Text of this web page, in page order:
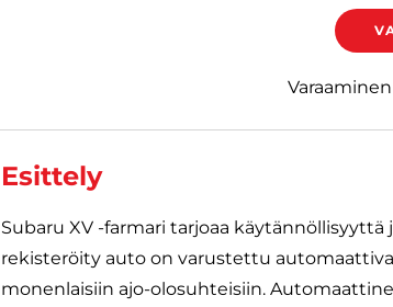
Esittely
Subaru XV -farmari tarjoaa
rekisteröity auto on varustettu
monenlaisiin ajo-olosuhteisiin.